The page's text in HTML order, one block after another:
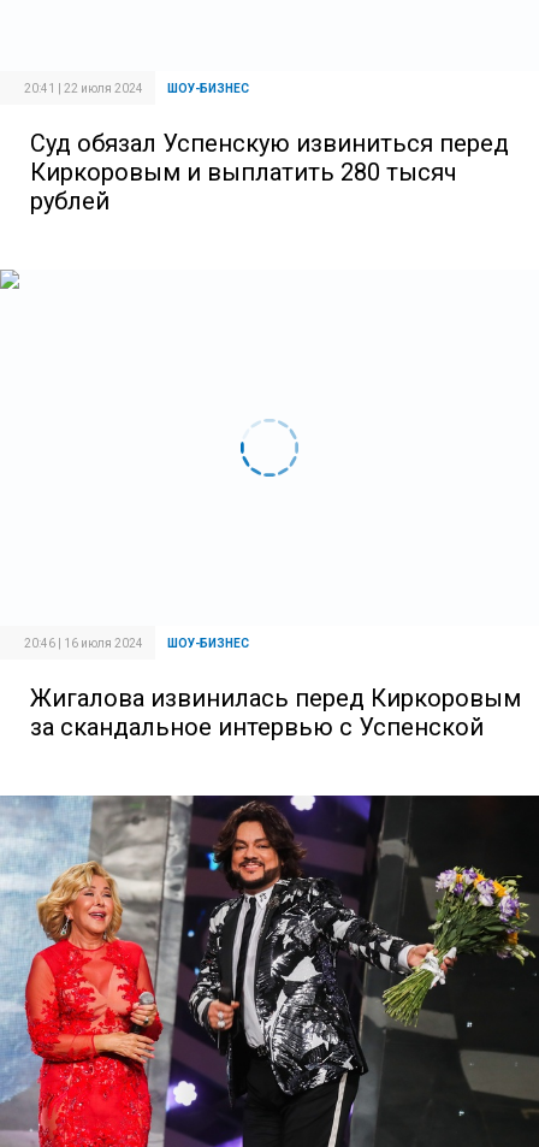
20:41 | 22 июля 2024 ШОУ-БИЗНЕС
Суд обязал Успенскую извиниться перед
Киркоровым и выплатить 280 тысяч
рублей
20:46 | 16 июля 2024 ШОУ-БИЗНЕС
Жигалова извинилась перед Киркоровым
за скандальное интервью с Успенской